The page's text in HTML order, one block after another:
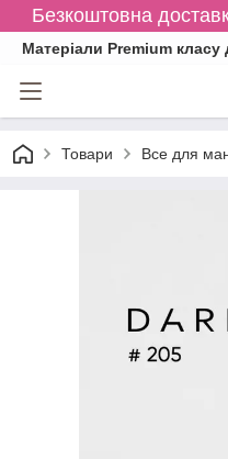
Безкоштовна
Матеріали Premium класу
Товари Все для